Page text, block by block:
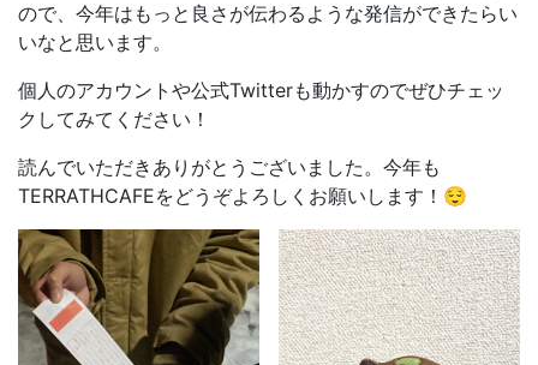
ので、今年はもっと良さが伝わるような発信ができたらい
いなと思います。
個人のアカウントや公式Twitterも動かすのでぜひチェッ
クしてみてください！
読んでいただきありがとうございました。今年も
TERRATHCAFEをどうぞよろしくお願いします！😌